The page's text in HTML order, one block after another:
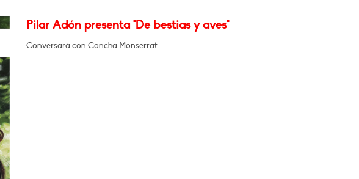
Pilar Adón presenta "De bestias y aves"
Conversará con Concha Monserrat